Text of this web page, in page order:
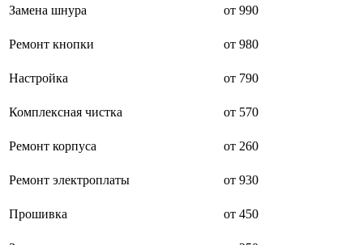
чебуречниц
чиллеров
датчиков протечки
дегидраторов
депозитных машин
Замена шнура от 990
Ремонт кнопки от 980
Настройка от 790
Комплексная чистка от 570
Ремонт корпуса от 260
Ремонт электроплаты от 930
Прошивка от 450